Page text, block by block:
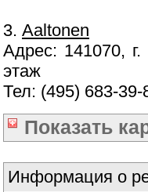
3. Aaltonen
Адрес: 141070,
этаж
Тел: (495) 683-
Показать
Информация о